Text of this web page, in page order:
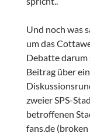
Und noch was
um das
Debatte
Beitrag über
zweier SPS-
betroffenen
fans.de